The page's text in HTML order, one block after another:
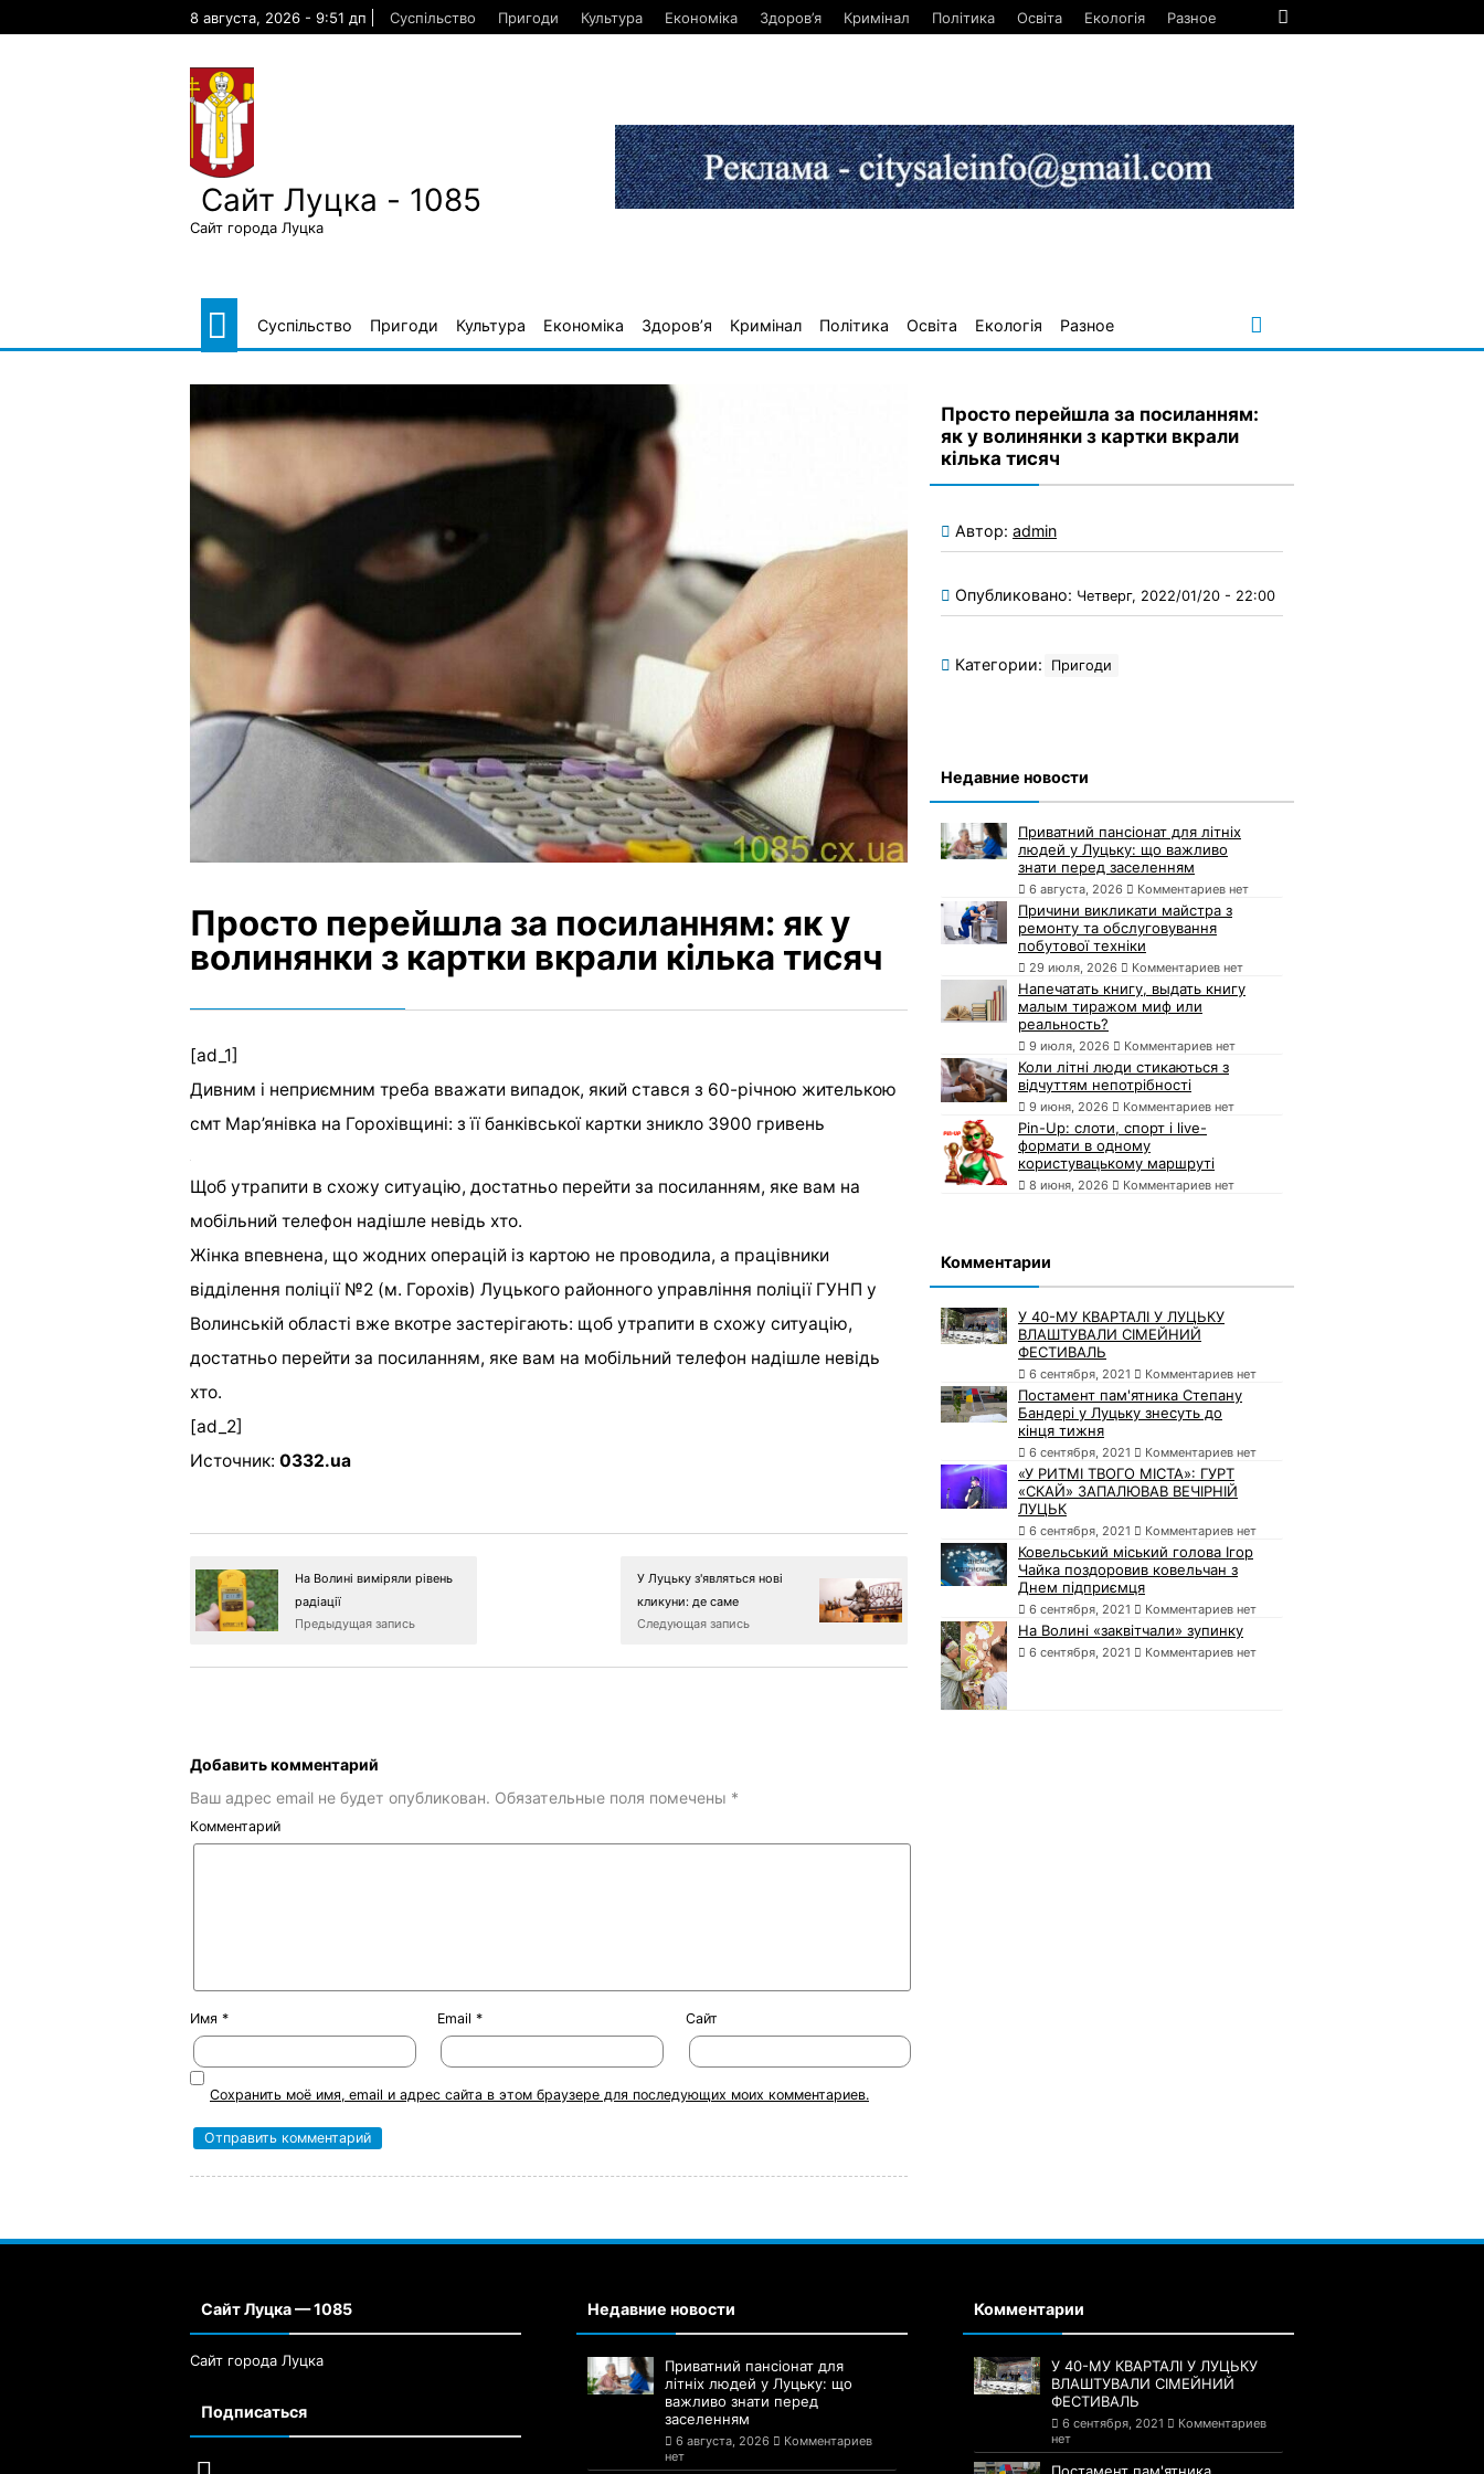
8 августа, 2026 - 9:51 дп Суспільство Пригоди Культура Економіка Здоров’я Кримінал Політика Освіта Екологія Разное
Сайт Луцка - 1085
Сайт города Луцка
Суспільство Пригоди Культура Економіка Здоров’я Кримінал Політика Освіта Екологія Разное
Просто перейшла за посиланням: як у
волинянки з картки вкрали кілька тисяч
[ad_1]
Дивним і неприємним треба вважати випадок, який стався з 60-річною жителькою
смт Мар’янівка на Горохівщині: з її банківської картки зникло 3900 гривень
Щоб утрапити в схожу ситуацію, достатньо перейти за посиланням, яке вам на
мобільний телефон надішле невідь хто.
Жінка впевнена, що жодних операцій із картою не проводила, а працівники
відділення поліції №2 (м. Горохів) Луцького районного управління поліції ГУНП у
Волинській області вже вкотре застерігають: щоб утрапити в схожу ситуацію,
достатньо перейти за посиланням, яке вам на мобільний телефон надішле невідь
хто.
[ad_2]
Источник: 0332.ua
На Волині виміряли рівень
радіації
Предыдущая запись
У Луцьку з'являться нові
кликуни: де саме
Следующая запись
Добавить комментарий
Ваш адрес email не будет опубликован. Обязательные поля помечены *
Комментарий
Имя * Email* Сайт
Сохранить моё имя, email и адрес сайта в этом браузере для последующих моих комментариев.
Просто перейшла за посиланням:
як у волинянки з картки вкрали
кілька тисяч
Автор: admin
Опубликовано: Четверг, 2022/01/20 - 22:00
Категории: Пригоди
Недавние новости
Приватний пансіонат для літніх
людей у Луцьку: що важливо
знати перед заселенням
6 августа, 2026 Комментариев нет
Причини викликати майстра з
ремонту та обслуговування
побутової техніки
29 июля, 2026 Комментариев нет
Напечатать книгу, выдать книгу
малым тиражом миф или
реальность?
9 июля, 2026 Комментариев нет
Коли літні люди стикаються з
відчуттям непотрібності
9 июня, 2026 Комментариев нет
Pin-Up: слоти, спорт і live-
формати в одному
користувацькому маршруті
8 июня, 2026 Комментариев нет
Комментарии
У 40-МУ КВАРТАЛІ У ЛУЦЬКУ
ВЛАШТУВАЛИ СІМЕЙНИЙ
ФЕСТИВАЛЬ
6 сентября, 2021 Комментариев нет
Постамент пам'ятника Степану
Бандері у Луцьку знесуть до
кінця тижня
6 сентября, 2021 Комментариев нет
«У РИТМІ ТВОГО МІСТА»: ГУРТ
«СКАЙ» ЗАПАЛЮВАВ ВЕЧІРНІЙ
ЛУЦЬК
6 сентября, 2021 Комментариев нет
Ковельський міський голова Ігор
Чайка поздоровив ковельчан з
Днем підприємця
6 сентября, 2021 Комментариев нет
На Волині «заквітчали» зупинку
6 сентября, 2021 Комментариев нет
Сайт Луцка — 1085
Сайт города Луцка
Подписаться
Недавние новости
Приватний пансіонат для
літніх людей у Луцьку: що
важливо знати перед
заселенням
6 августа, 2026
Комментариев
нет
Комментарии
У 40-МУ КВАРТАЛІ У ЛУЦЬКУ
ВЛАШТУВАЛИ СІМЕЙНИЙ
ФЕСТИВАЛЬ
6 сентября, 2021
Комментариев
нет